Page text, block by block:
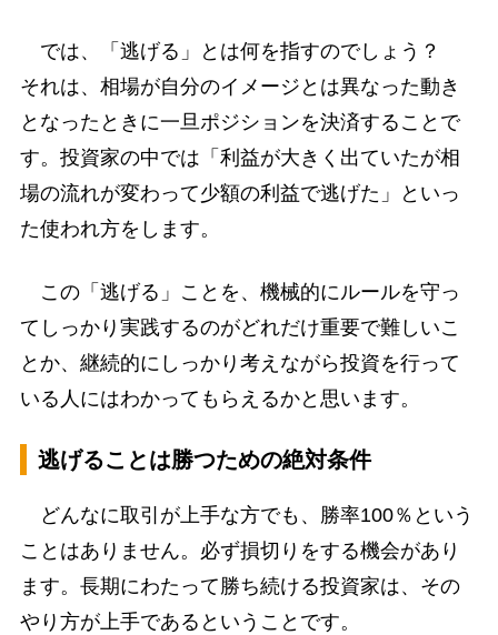
では、「逃げる」とは何を指すのでしょう？
それは、相場が自分のイメージとは異なった動き
となったときに一旦ポジションを決済することで
す。投資家の中では「利益が大きく出ていたが相
場の流れが変わって少額の利益で逃げた」といっ
た使われ方をします。
この「逃げる」ことを、機械的にルールを守っ
てしっかり実践するのがどれだけ重要で難しいこ
とか、継続的にしっかり考えながら投資を行って
いる人にはわかってもらえるかと思います。
逃げることは勝つための絶対条件
どんなに取引が上手な方でも、勝率100％という
ことはありません。必ず損切りをする機会があり
ます。長期にわたって勝ち続ける投資家は、その
やり方が上手であるということです。